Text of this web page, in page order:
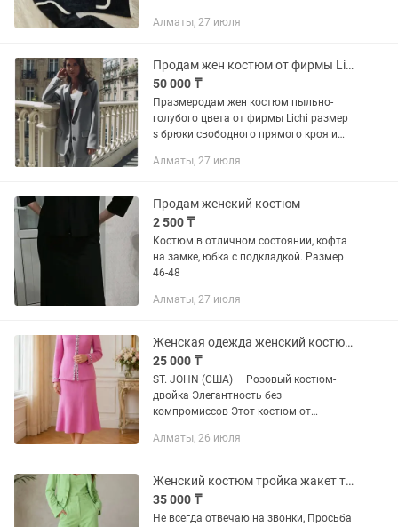
Алматы, 27 июля
Продам жен костюм от фирмы Lichi ( Германия) р 44-46
50 000 ₸
Празмеродам жен костюм пыльно-
голубого цвета от фирмы Lichi размер
s брюки свободного прямого кроя и
производство Германия состав ткани:
Алматы, 27 июля
Продам женский костюм
2 500 ₸
Костюм в отличном состоянии, кофта
на замке, юбка с подкладкой. Размер
46-48
Алматы, 27 июля
Женская одежда женский костюм бренд JOHN (США)
25 000 ₸
ST. JOHN (США) — Розовый костюм-
двойка Элегантность без
компромиссов Этот костюм от
ST. JOHN — воплощение утончённого
Именно такие...
Алматы, 26 июля
Женский костюм тройка жакет топ брюки бренд Betty Barclay Германия
35 000 ₸
Не всегда отвечаю на звонки, Просьба